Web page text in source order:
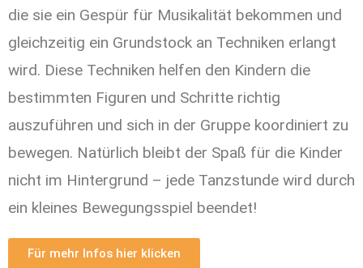
die sie ein Gespür für Musikalität bekommen und
gleichzeitig ein Grundstock an Techniken erlangt
wird. Diese Techniken helfen den Kindern die
bestimmten Figuren und Schritte richtig
auszuführen und sich in der Gruppe koordiniert zu
bewegen. Natürlich bleibt der Spaß für die Kinder
nicht im Hintergrund – jede Tanzstunde wird durch
ein kleines Bewegungsspiel beendet!
Für mehr Infos hier klicken